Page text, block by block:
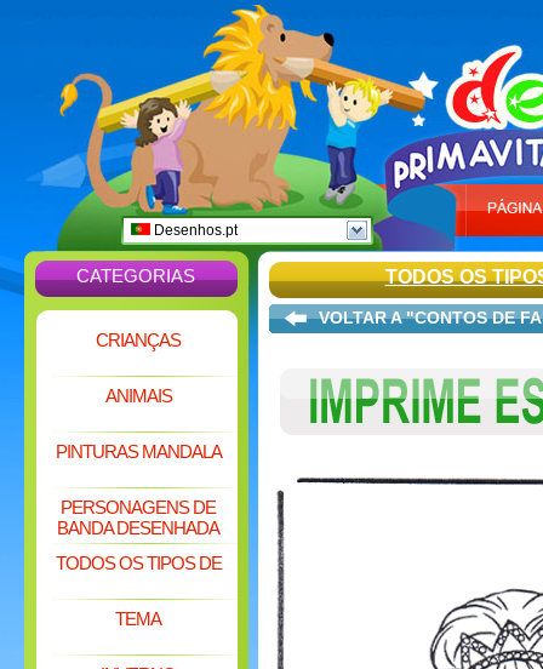
Desenhos.pt
CATEGORIAS
CRIANÇAS
ANIMAIS
PINTURAS MANDALA
PERSONAGENS DE
BANDA DESENHADA
TODOS OS TIPOS DE
TEMA
TODOS OS
VOLTAR A "CONTOS DE